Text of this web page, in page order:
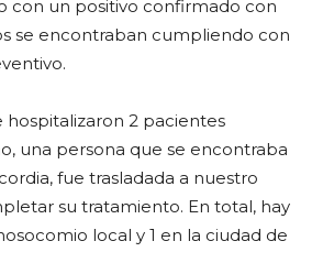
con un positivo confirmado con
se encontraban cumpliendo con
hospitalizaron 2 pacientes
una persona que se encontraba
fue trasladada a nuestro
su tratamiento. En total, hay
local y 1 en la ciudad de